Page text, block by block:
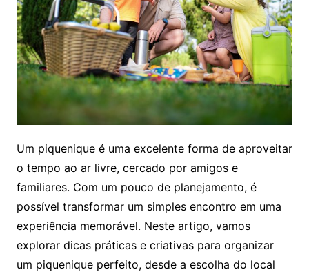
Um piquenique é uma excelente forma de aproveitar
o tempo ao ar livre, cercado por amigos e
familiares. Com um pouco de planejamento, é
possível transformar um simples encontro em uma
experiência memorável. Neste artigo, vamos
explorar dicas práticas e criativas para organizar
um piquenique perfeito, desde a escolha do local